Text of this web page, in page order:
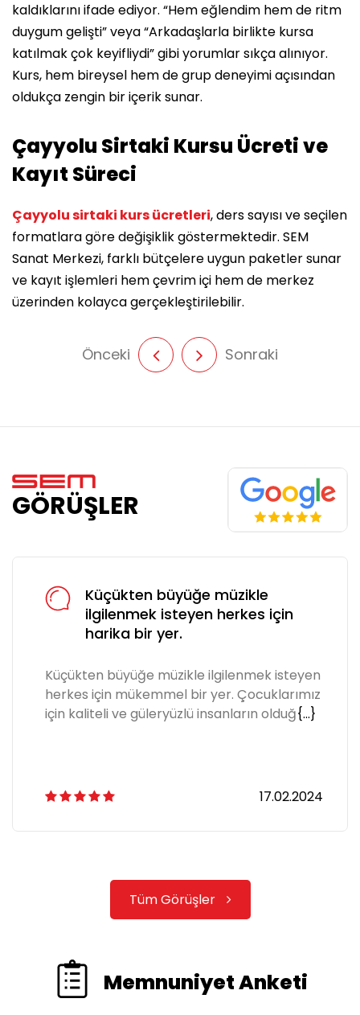
kaldıklarını ifade ediyor. “Hem eğlendim hem de ritm
duygum gelişti” veya “Arkadaşlarla birlikte kursa
katılmak çok keyifliydi” gibi yorumlar sıkça alınıyor.
Kurs, hem bireysel hem de grup deneyimi açısından
oldukça zengin bir içerik sunar.
Çayyolu Sirtaki Kursu Ücreti ve
Kayıt Süreci
Çayyolu sirtaki kurs ücretleri, ders sayısı ve seçilen
formatlara göre değişiklik göstermektedir. SEM
Sanat Merkezi, farklı bütçelere uygun paketler sunar
ve kayıt işlemleri hem çevrim içi hem de merkez
üzerinden kolayca gerçekleştirilebilir.
Önceki Sonraki
GÖRÜŞLER
Küçükten büyüğe müzikle
ilgilenmek isteyen herkes için
harika bir yer.
Küçükten büyüğe müzikle ilgilenmek isteyen
herkes için mükemmel bir yer. Çocuklarımız
için kaliteli ve güleryüzlü insanların olduğ{...}
17.02.2024
Tüm Görüşler
Memnuniyet Anketi